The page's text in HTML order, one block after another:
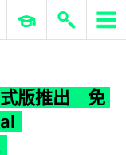
ERP 與商業 AI
式版推出 免